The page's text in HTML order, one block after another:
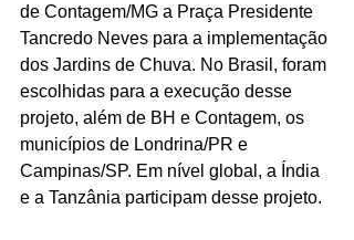
de Contagem/MG a Praça Presidente
Tancredo Neves para a implementação
dos Jardins de Chuva. No Brasil, foram
escolhidas para a execução desse
projeto, além de BH e Contagem, os
municípios de Londrina/PR e
Campinas/SP. Em nível global, a Índia
e a Tanzânia participam desse projeto.